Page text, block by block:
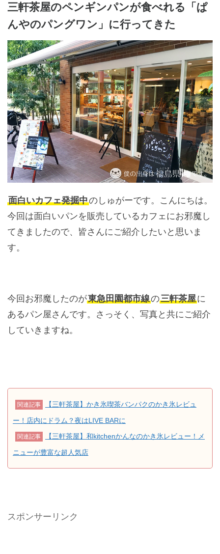
三軒茶屋のペンギンパンが食べれる「ぱ
んやのパングワン」に行ってきた
面白いカフェ発掘中のしゅがーです。こんにちは。
今回は面白いパンを販売しているカフェにお邪魔し
てきましたので、皆さんにご紹介したいと思いま
す。
今回お邪魔したのが東急田園都市線の三軒茶屋に
あるパン屋さんです。さっそく、写真と共にご紹介
していきますね。
関連記事 【三軒茶屋】かき氷喫茶バンパクのかき氷レビュ
ー！店内にドラム？夜はLIVE BARに
関連記事 【三軒茶屋】和kitchenかんなのかき氷レビュー！メ
ニューが豊富な超人気店
スポンサーリンク